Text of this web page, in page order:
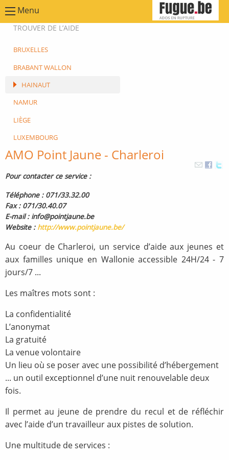
Menu
TROUVER DE L’AIDE
BRUXELLES
BRABANT WALLON
HAINAUT
NAMUR
LIÈGE
LUXEMBOURG
AMO Point Jaune - Charleroi
Pour contacter ce service :
Téléphone : 071/33.32.00
Fax : 071/30.40.07
E-mail : info@pointjaune.be
Website : http://www.pointjaune.be/
Au coeur de Charleroi, un service d’aide aux jeunes et
aux familles unique en Wallonie accessible 24H/24 - 7
jours/7 ...
Les maîtres mots sont :
La confidentialité
L’anonymat
La gratuité
La venue volontaire
Un lieu où se poser avec une possibilité d’hébergement
... un outil exceptionnel d’une nuit renouvelable deux
fois.
Il permet au jeune de prendre du recul et de réfléchir
avec l’aide d’un travailleur aux pistes de solution.
Une multitude de services :